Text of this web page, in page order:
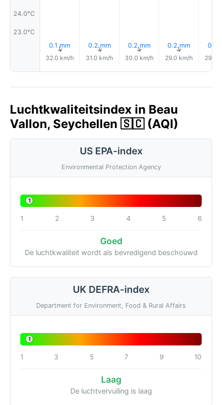
24.0°C
23.0°C
0.1 mm
↑
32.0 km/h
0.2 mm
↑
31.0 km/h
0.2 mm
↑
30.0 km/h
0.2 mm
↑
29.0 km/h
0.1
29.0
Luchtkwaliteitsindex in Beau
Vallon, Seychellen 🇸🇨 (AQI)
US EPA-index
Environmental Protection Agency
1
1 2 3 4 5 6
Goed
De luchtkwaliteit wordt als bevredigend beschouwd
UK DEFRA-index
Department for Environment, Food & Rural Affairs
1
1 3 5 7 9 10
Laag
De luchtvervuiling is laag